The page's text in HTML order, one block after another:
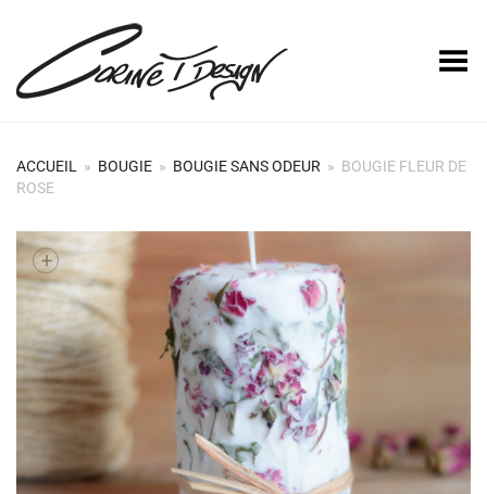
Basculer le menu
ACCUEIL » BOUGIE » BOUGIE SANS ODEUR » BOUGIE FLEUR DE
ROSE
+